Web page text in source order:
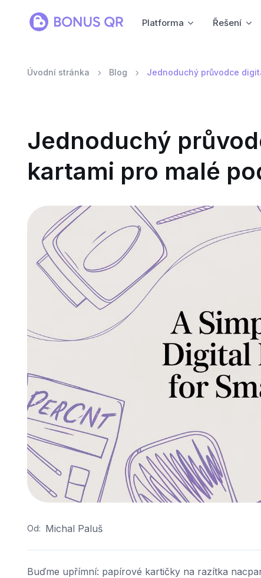
Platforma Řešení
Úvodní stránka Blog Jednoduchý průvodce
Jednoduchý
kartami pro malé
Od: Michal Paluš
Buďme upřímní: papírové kartičky na razítka